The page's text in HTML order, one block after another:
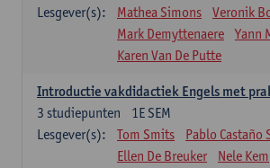
Lesgever(s):
Mathea Simons
Veronik
Mark Demyttenaere
Yann
Karen Van De Putte
Introductie vakdidactiek Engels met
1E SEM
3 studiepunten
Lesgever(s):
Tom Smits
Pablo Castaño
Ellen De Breuker
Nele